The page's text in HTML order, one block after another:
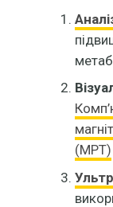
(МРТ)